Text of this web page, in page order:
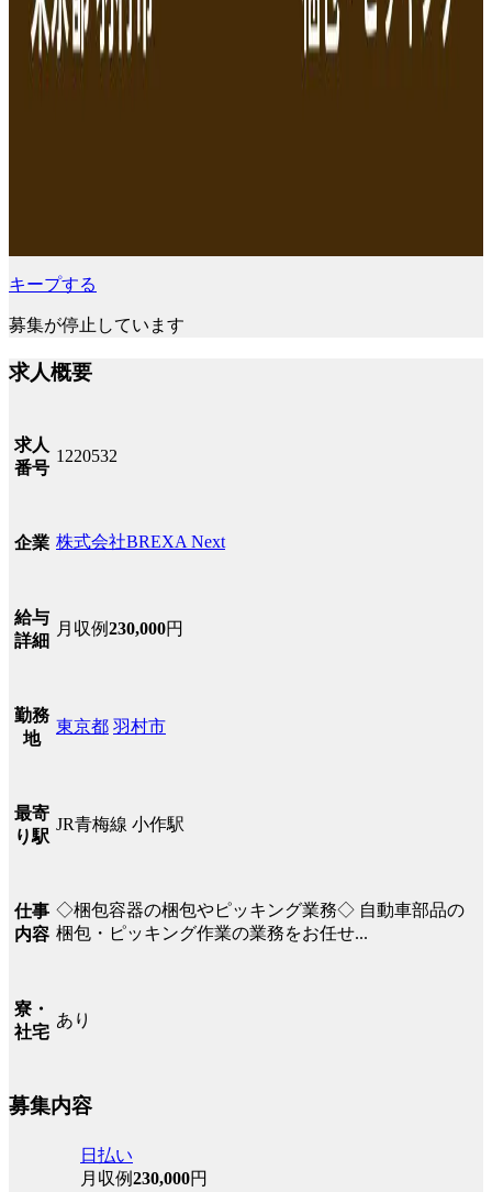
キープする
募集が停止しています
求人概要
求人
番号
1220532
企業 株式会社BREXA Next
給与
詳細
月収例230,000円
勤務
地
東京都 羽村市
最寄
り駅
JR青梅線 小作駅
仕事
内容
◇梱包容器の梱包やピッキング業務◇ 自動車部品の
梱包・ピッキング作業の業務をお任せ...
寮・
社宅
あり
募集内容
日払い
月収例230,000円